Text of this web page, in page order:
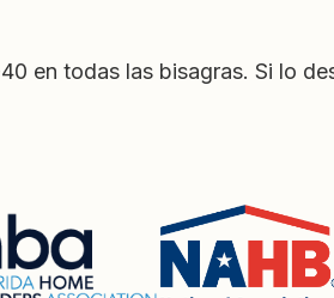
en todas las bisagras. Si lo